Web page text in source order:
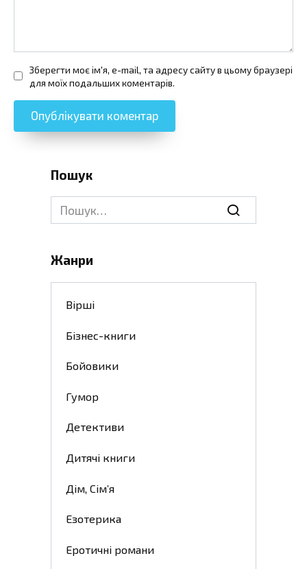
Зберегти моє ім'я, e-mail, та адресу сайту в цьому браузері
для моїх подальших коментарів.
Пошук
Search
for:
Жанри
Вірші
Бізнес-книги
Бойовики
Гумор
Детективи
Дитячі книги
Дім, Сім’я
Езотерика
Еротичні романи